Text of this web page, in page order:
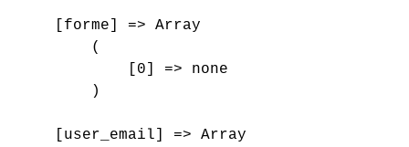
    [forme] => Array
        (
            [0] => none
        )
    [user_email] => Array